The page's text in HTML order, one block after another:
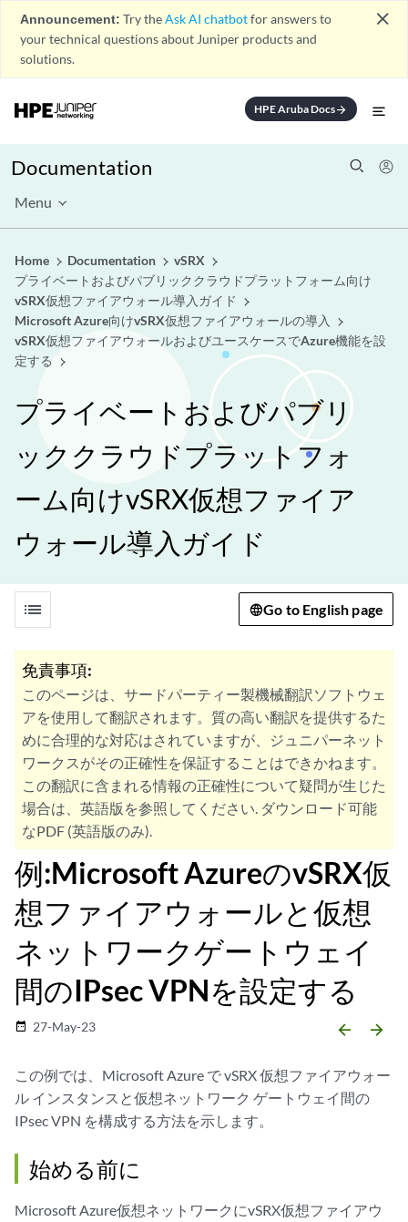
Announcement: Try theAsk AI chatbotfor answers to
your technical questions about Juniper products and
solutions.
close
HPE Aruba Docsarrow_forward
Documentation
Menu
Home Documentation
vSRX
プライベートおよびパブリッククラウドプラットフォーム向け
vSRX仮想ファイアウォール導入ガイド
Microsoft Azure向けvSRX仮想ファイアウォールの導入
vSRX仮想ファイアウォールおよびユースケースでAzure機能を設
定する
プライベートおよびパブリ
ッククラウドプラットフォ
ーム向けvSRX仮想ファイア
ウォール導入ガイド
list Go to English page
免責事項:
このページは、サードパーティー製機械翻訳ソフトウェ
アを使用して翻訳されます。質の高い翻訳を提供するた
めに合理的な対応はされていますが、ジュニパーネット
ワークスがその正確性を保証することはできかねます。
この翻訳に含まれる情報の正確性について疑問が生じた
場合は、英語版を参照してください. ダウンロード可能
なPDF (英語版のみ).
例:Microsoft AzureのvSRX仮
想ファイアウォールと仮想
ネットワークゲートウェイ
間のIPsec VPNを設定する
date_range 27-May-23 arrow_backward arrow_forward
この例では、Microsoft Azure で vSRX 仮想ファイアウォー
ル インスタンスと仮想ネットワーク ゲートウェイ間の
IPsec VPN を構成する方法を示します。
始める前に
Microsoft Azure仮想ネットワークにvSRX仮想ファイアウ